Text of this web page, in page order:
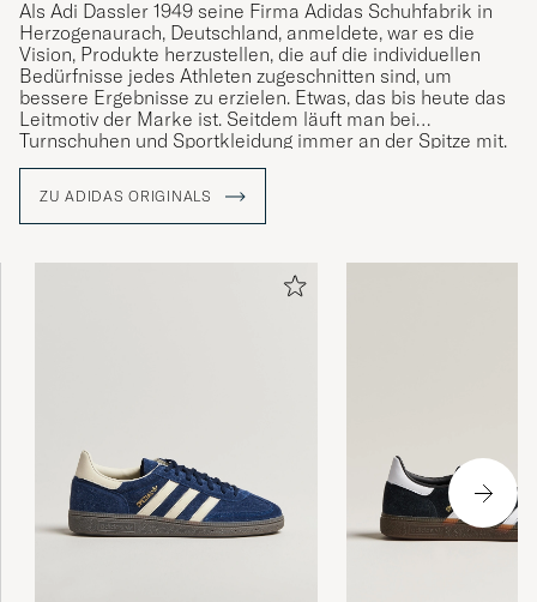
Als Adi Dassler 1949 seine Firma Adidas Schuhfabrik in
Herzogenaurach, Deutschland, anmeldete, war es die
Vision, Produkte herzustellen, die auf die individuellen
Bedürfnisse jedes Athleten zugeschnitten sind, um
bessere Ergebnisse zu erzielen. Etwas, das bis heute das
Leitmotiv der Marke ist. Seitdem läuft man bei
Turnschuhen und Sportkleidung immer an der Spitze mit.
Geschichte und größten Fortschritt zurück und bieten eine
Auswahl wiederbelebter Retro-Klassiker in Form der
Produkten in einer innovativen Designsprache.
ZU ADIDAS ORIGINALS